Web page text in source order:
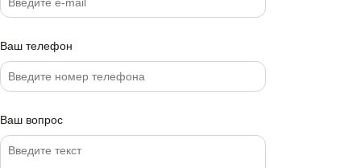
Ваш телефон
Ваш вопрос